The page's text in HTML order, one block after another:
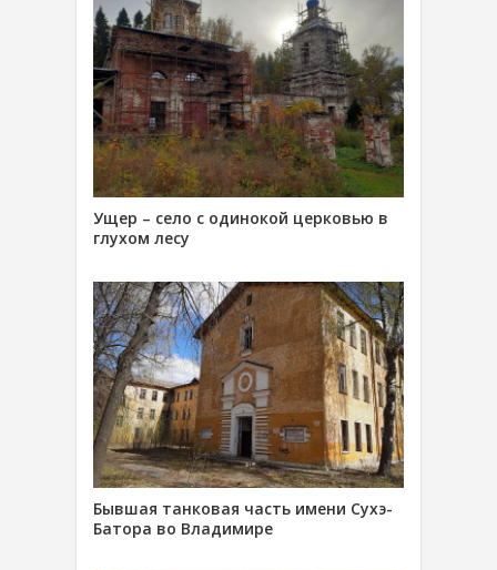
Ущер – село с одинокой церковью в
глухом лесу
Бывшая танковая часть имени Сухэ-
Батора во Владимире